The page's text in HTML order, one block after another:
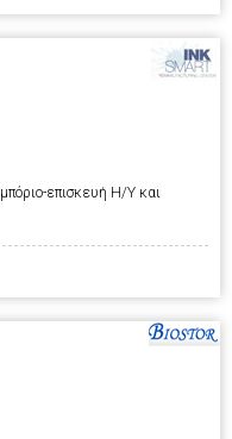
επισκευή Η/Υ και